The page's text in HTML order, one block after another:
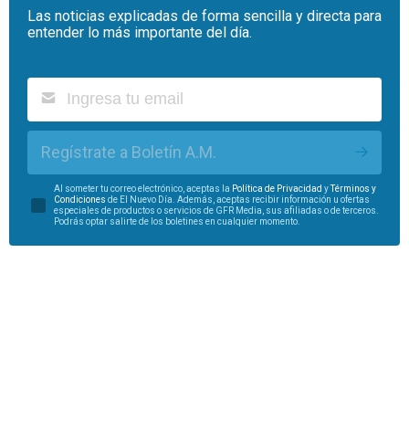
Las noticias explicadas de forma sencilla y directa para
entender lo más importante del día.
Regístrate a Boletín A.M.
Al someter tu correo electrónico, aceptas la Política de Privacidad yTérminos y
Condiciones de El Nuevo Día. Además, aceptas recibir información u ofertas
especiales de productos o servicios de GFR Media, sus afiliadas o de terceros.
Podrás optar salirte de los boletines en cualquier momento.